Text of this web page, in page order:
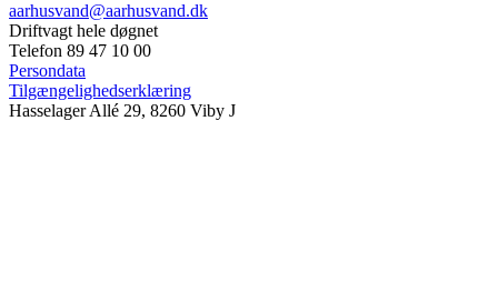
aarhusvand@aarhusvand.dk
Driftvagt hele døgnet
Telefon 89 47 10 00
Persondata
Tilgængelighedserklæring
Hasselager Allé 29, 8260 Viby J